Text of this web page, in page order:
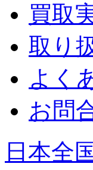
買取
取り
よく
お問
日本全